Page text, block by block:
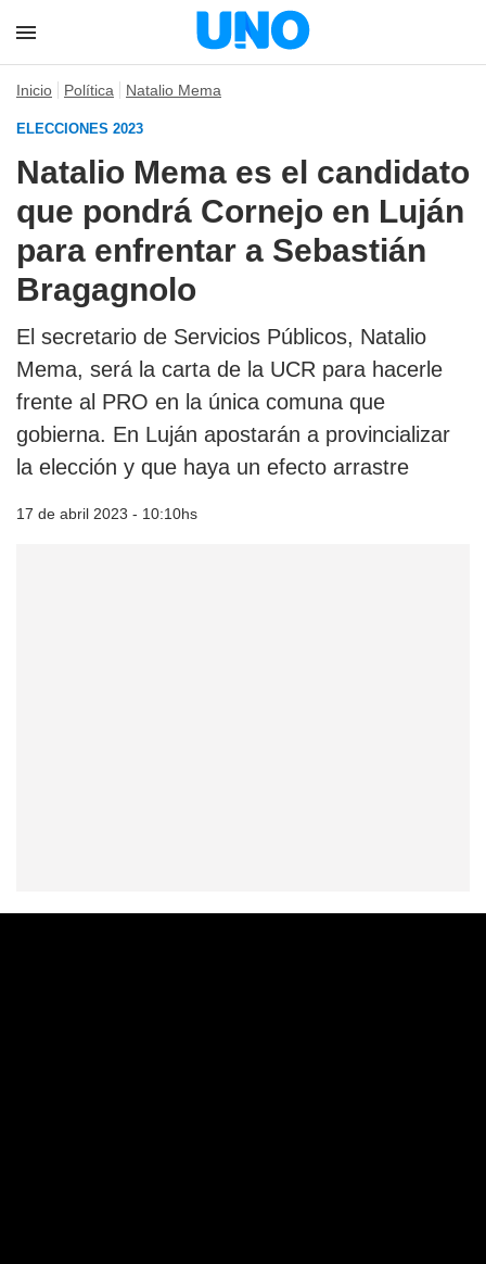
Inicio Política Natalio Mema
ELECCIONES 2023
Natalio Mema es el candidato
que pondrá Cornejo en Luján
para enfrentar a Sebastián
Bragagnolo
El secretario de Servicios Públicos, Natalio
Mema, será la carta de la UCR para hacerle
frente al PRO en la única comuna que
gobierna. En Luján apostarán a provincializar
la elección y que haya un efecto arrastre
17 de abril 2023 - 10:10hs